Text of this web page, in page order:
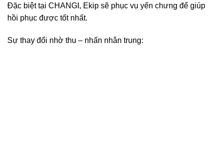
Đặc biệt tại CHANGI, Ekip sẽ phục vụ yến chưng để giúp
hồi phục được tốt nhất.
Sự thay đổi nhờ thu – nhấn nhân trung: